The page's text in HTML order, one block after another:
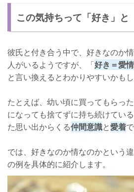
相手を尊重しよう
女心はわからなくなってしまうもの！
この気持ちって「好き」と
彼氏と付き合う中で、好きなのか
人がいるようですが、「好き＝愛情
と言い換えるとわかりやすいかもし
たとえば、幼い頃に買ってもらっ
になっても捨てずに持ち続けてい
た思い出からくる仲間意識と愛着
では、好きなのか情なのかという
の例を具体的に紹介します。